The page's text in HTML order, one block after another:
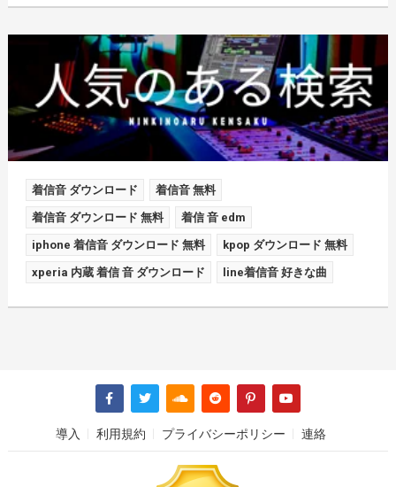
着信音 ダウンロード 着信音 無料
着信音 ダウンロード 無料 着信 音 edm
iphone 着信音 ダウンロード 無料 kpop ダウンロード 無料
xperia 内蔵 着信 音 ダウンロード line着信音 好きな曲
導入 利用規約 プライバシーポリシー 連絡